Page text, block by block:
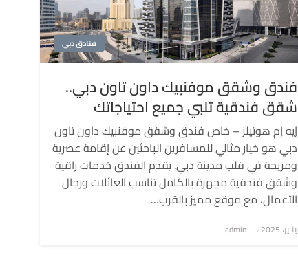
فنادق دبي
فندق وشقق موفنبيك داون تاون دبي..
شقق فندقية تلبي جميع احتياجاتك
إيه إم هوتيلز – خاص فندق وشقق موفنبيك داون تاون
دبي هو خيار مثالي للمسافرين الباحثين عن إقامة عصرية
ومريحة في قلب مدينة دبي. يقدم الفندق خدمات راقية
وشقق فندقية مجهزة بالكامل تناسب العائلات ورجال
الأعمال، مع موقع مميز بالقرب…
admin